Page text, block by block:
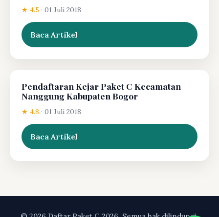
★ 4.5 · 01 Juli 2018
Baca Artikel
Pendaftaran Kejar Paket C Kecamatan
Nanggung Kabupaten Bogor
★ 4.8 · 01 Juli 2018
Baca Artikel